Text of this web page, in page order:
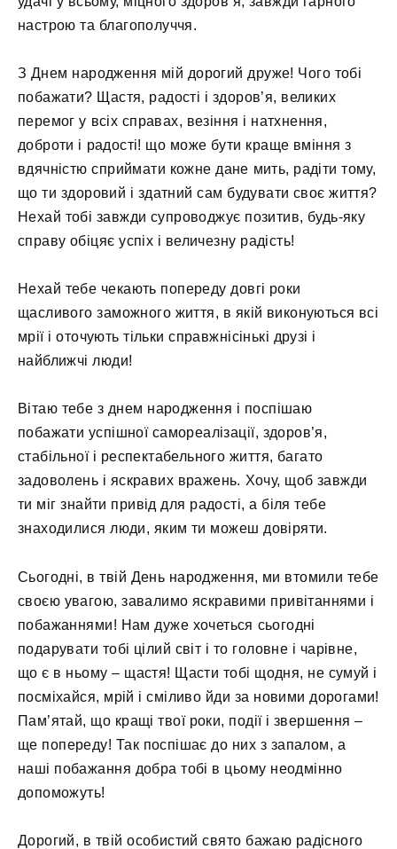
настрою та благополуччя.
З Днем народження мій дорогий друже! Чого тобі
побажати? Щастя, радості і здоров’я, великих
перемог у всіх справах, везіння і натхнення,
доброти і радості! що може бути краще вміння з
вдячністю сприймати кожне дане мить, радіти тому,
що ти здоровий і здатний сам будувати своє життя?
Нехай тобі завжди супроводжує позитив, будь-яку
справу обіцяє успіх і величезну радість!
Нехай тебе чекають попереду довгі роки
щасливого заможного життя, в якій виконуються всі
мрії і оточують тільки справжнісінькі друзі і
найближчі люди!
Вітаю тебе з днем ​​народження і поспішаю
побажати успішної самореалізації, здоров’я,
стабільної і респектабельного життя, багато
задоволень і яскравих вражень. Хочу, щоб завжди
ти міг знайти привід для радості, а біля тебе
знаходилися люди, яким ти можеш довіряти.
Сьогодні, в твій День народження, ми втомили тебе
своєю увагою, завалимо яскравими привітаннями і
побажаннями! Нам дуже хочеться сьогодні
подарувати тобі цілий світ і то головне і чарівне,
що є в ньому – щастя! Щасти тобі щодня, не сумуй і
посміхайся, мрій і сміливо йди за новими дорогами!
Пам’ятай, що кращі твої роки, події і звершення –
ще попереду! Так поспішає до них з запалом, а
наші побажання добра тобі в цьому неодмінно
допоможуть!
Дорогий, в твій особистий свято бажаю радісного